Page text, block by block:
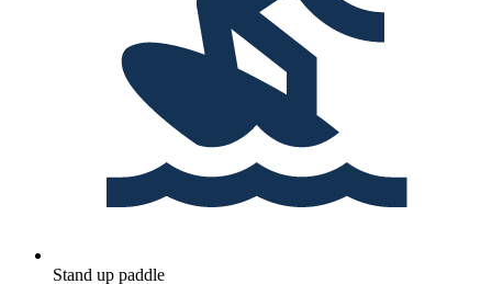
Stand up paddle